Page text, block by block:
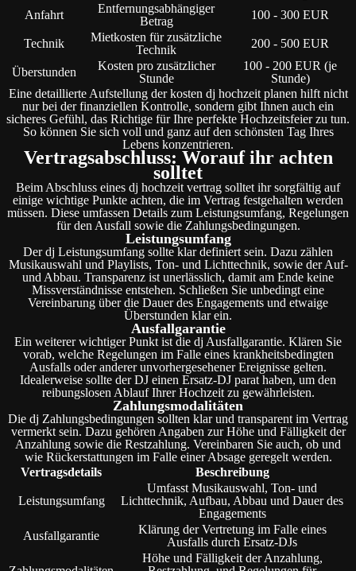
Anfahrt
Entfernungsabhängiger
Betrag
100 - 300 EUR
Technik
Mietkosten für zusätzliche
Technik
200 - 500 EUR
Überstunden
Kosten pro zusätzlicher
Stunde
100 - 200 EUR (je
Stunde)
Eine detaillierte Aufstellung der kosten dj hochzeit planen hilft nicht
nur bei der finanziellen Kontrolle, sondern gibt Ihnen auch ein
sicheres Gefühl, das Richtige für Ihre perfekte Hochzeitsfeier zu tun.
So können Sie sich voll und ganz auf den schönsten Tag Ihres
Lebens konzentrieren.
Vertragsabschluss: Worauf ihr achten
solltet
Beim Abschluss eines dj hochzeit vertrag solltet ihr sorgfältig auf
einige wichtige Punkte achten, die im Vertrag festgehalten werden
müssen. Diese umfassen Details zum Leistungsumfang, Regelungen
für den Ausfall sowie die Zahlungsbedingungen.
Leistungsumfang
Der dj Leistungsumfang sollte klar definiert sein. Dazu zählen
Musikauswahl und Playlists, Ton- und Lichttechnik, sowie der Auf-
und Abbau. Transparenz ist unerlässlich, damit am Ende keine
Missverständnisse entstehen. Schließen Sie unbedingt eine
Vereinbarung über die Dauer des Engagements und etwaige
Überstunden klar ein.
Ausfallgarantie
Ein weiterer wichtiger Punkt ist die dj Ausfallgarantie. Klären Sie
vorab, welche Regelungen im Falle eines krankheitsbedingten
Ausfalls oder anderer unvorhergesehener Ereignisse gelten.
Idealerweise sollte der DJ einen Ersatz-DJ parat haben, um den
reibungslosen Ablauf Ihrer Hochzeit zu gewährleisten.
Zahlungsmodalitäten
Die dj Zahlungsbedingungen sollten klar und transparent im Vertrag
vermerkt sein. Dazu gehören Angaben zur Höhe und Fälligkeit der
Anzahlung sowie die Restzahlung. Vereinbaren Sie auch, ob und
wie Rückerstattungen im Falle einer Absage geregelt werden.
Vertragsdetails
Beschreibung
Leistungsumfang
Umfasst Musikauswahl, Ton- und
Lichttechnik, Aufbau, Abbau und Dauer des
Engagements
Ausfallgarantie
Klärung der Vertretung im Falle eines
Ausfalls durch Ersatz-DJs
Höhe und Fälligkeit der Anzahlung,